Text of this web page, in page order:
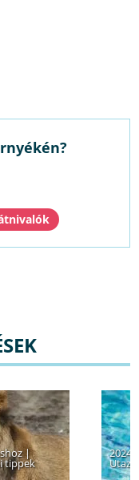
|
tippek